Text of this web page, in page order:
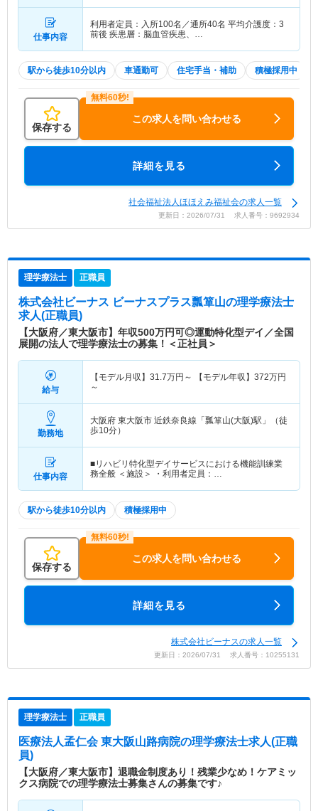
仕事内容
利用者定員：入所100名／通所40名 平均介護度：3
前後 疾患層：脳血管疾患、…
駅から徒歩10分以内 車通勤可 住宅手当・補助 積極採用中
保存する
この求人を問い合わせる
詳細を見る
社会福祉法人ほほえみ福祉会の求人一覧
更新日：2026/07/31 求人番号：9692934
理学療法士 正職員
株式会社ビーナス ビーナスプラス瓢箪山の理学療法士
求人(正職員)
【大阪府／東大阪市】年収500万円可◎運動特化型デイ／全国
展開の法人で理学療法士の募集！＜正社員＞
給与
【モデル月収】 31.7万円～ 【モデル年収】 372万円
～
勤務地
大阪府 東大阪市 近鉄奈良線「瓢箪山(大阪)駅」（徒
歩10分）
仕事内容
■リハビリ特化型デイサービスにおける機能訓練業
務全般 ＜施設＞ ・利用者定員：…
駅から徒歩10分以内 積極採用中
保存する
この求人を問い合わせる
詳細を見る
株式会社ビーナスの求人一覧
更新日：2026/07/31 求人番号：10255131
理学療法士 正職員
医療法人孟仁会 東大阪山路病院の理学療法士求人(正職
員)
【大阪府／東大阪市】退職金制度あり！残業少なめ！ケアミッ
クス病院での理学療法士募集さんの募集です♪